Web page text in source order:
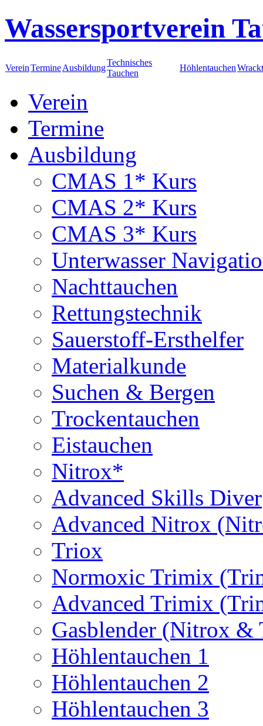
Wassersportverein
VereinTermineAusbildung
Technisches
Tauchen
Höhlentauchen
Verein
Termine
Ausbildung
CMAS 1* Kurs
CMAS 2* Kurs
CMAS 3* Kurs
Unterwasser
Nachttauchen
Rettungstechnik
Sauerstoff-Ersthelfer
Materialkunde
Suchen & Bergen
Trockentauchen
Eistauchen
Nitrox*
Advanced Skills Diver
Advanced Nitrox
Triox
Normoxic Trimix
Advanced Trimix
Gasblender (Nitrox
Höhlentauchen 1
Höhlentauchen 2
Höhlentauchen 3